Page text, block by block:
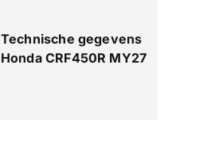
Technische gegevens
Honda CRF450R MY27